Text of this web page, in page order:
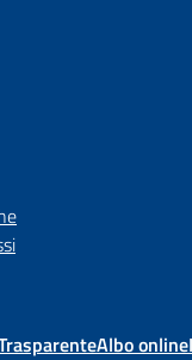
Albo online